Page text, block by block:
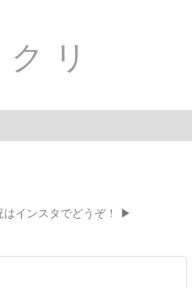
リ
はインスタでどうぞ！ ▶